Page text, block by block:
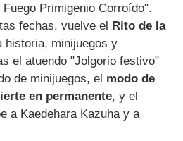
Primigenio Corroído".
fechas, vuelve el Rito de la
historia, minijuegos y
el atuendo "Jolgorio festivo"
de minijuegos, el modo de
en permanente, y el
a Kaedehara Kazuha y a